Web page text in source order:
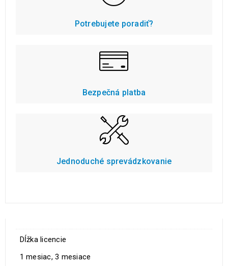
Potrebujete poradiť?
Bezpečná platba
Jednoduché sprevádzkovanie
Dĺžka licencie
1 mesiac, 3 mesiace